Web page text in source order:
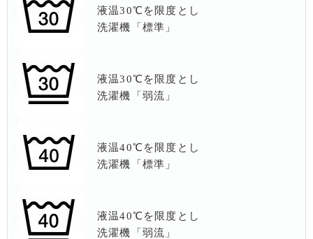
液温30℃を限度とし
洗濯機「標準」
液温30℃を限度とし
洗濯機「弱流」
液温40℃を限度とし
洗濯機「標準」
液温40℃を限度とし
洗濯機「弱流」